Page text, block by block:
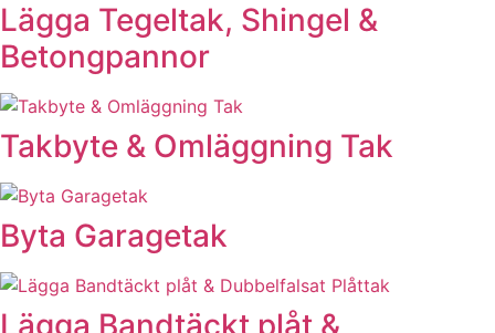
Lägga Tegeltak, Shingel &
Betongpannor
Takbyte & Omläggning Tak
Byta Garagetak
Lägga Bandtäckt plåt &